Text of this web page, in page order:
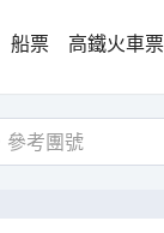
船票 高鐵火車票